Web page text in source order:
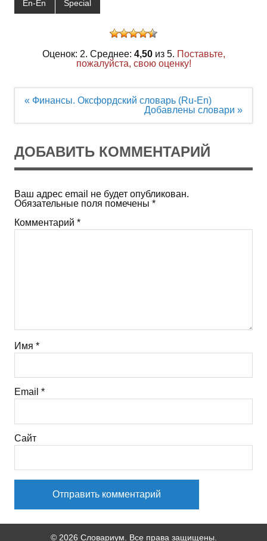
En-En Special
Оценок: 2. Среднее: 4,50из 5. Поставьте,
пожалуйста, свою оценку!
Навигация
« Финансы. Оксфордский словарь (Ru-En)
Добавлены словари »
ДОБАВИТЬ КОММЕНТАРИЙ
Ваш адрес email не будет опубликован.
Обязательные поля помечены *
Комментарий *
Имя *
Email *
Сайт
© 2026 Словариум. Все права защищены.